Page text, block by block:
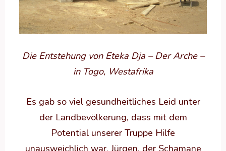
Die Entstehung von Eteka Dja – Der Arche –
in Togo, Westafrika
Es gab so viel gesundheitliches Leid unter
der Landbevölkerung, dass mit dem
Potential unserer Truppe Hilfe